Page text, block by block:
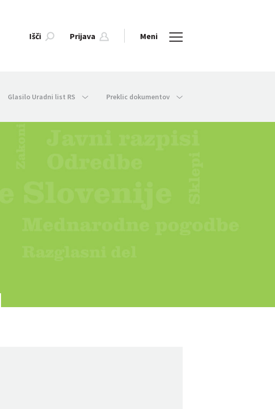
Išči Prijava Meni
Glasilo Uradni list RS Preklic dokumentov